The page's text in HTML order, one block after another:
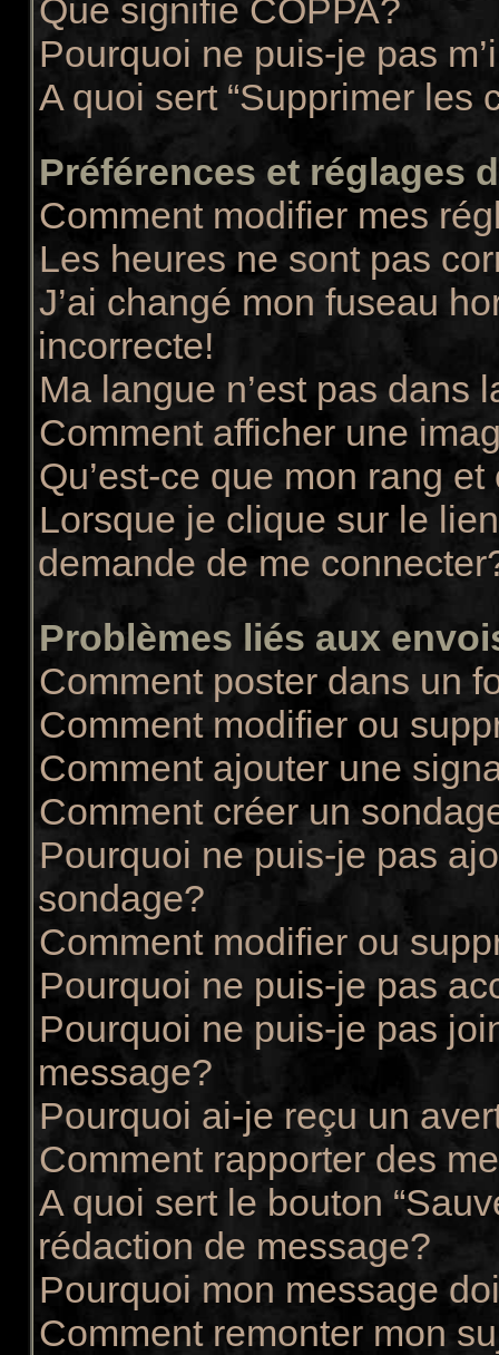
Que signifie COPPA?
Pourquoi ne puis-je pas
A quoi sert “Supprimer les
Préférences et réglages
Comment modifier mes
Les heures ne sont pas
J’ai changé mon fuseau
incorrecte!
Ma langue n’est pas dans
Comment afficher une
Qu’est-ce que mon rang
Lorsque je clique sur le
demande de me
Problèmes liés aux
Comment poster dans un
Comment modifier ou
Comment ajouter une
Comment créer un
Pourquoi ne puis-je pas
sondage?
Comment modifier ou
Pourquoi ne puis-je pas
Pourquoi ne puis-je pas
message?
Pourquoi ai-je reçu un
Comment rapporter des
A quoi sert le bouton
rédaction de message?
Pourquoi mon message
Comment remonter mon